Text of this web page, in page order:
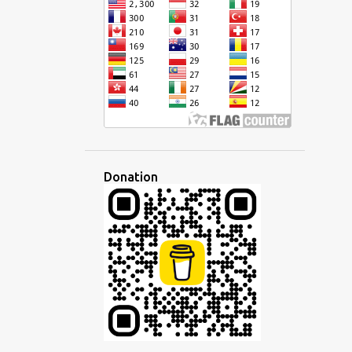
CURSIVE DÉFI DÉMOCRATIQUE
DÉVELOPPEMENT DISCOURS
DISCUSSION DISPARITÉ
ÉCHANGE ÉCOLE ÉCONOMIE
ÉCOUTER ÉCRIRE
EFFACEMENT CULTUREL
EMPLOI EN LIGNE ENSEIGNANT
ENSEIGNEMENT ENTREPRISE
ESPAGNOL ESPERANTISTO
ESPÉRANTO ESPRIT
ÉTAT D'ESPRIT ETHNIQUE
ÉTRANGER ÉTRANGERS ÉTUDE
Donation